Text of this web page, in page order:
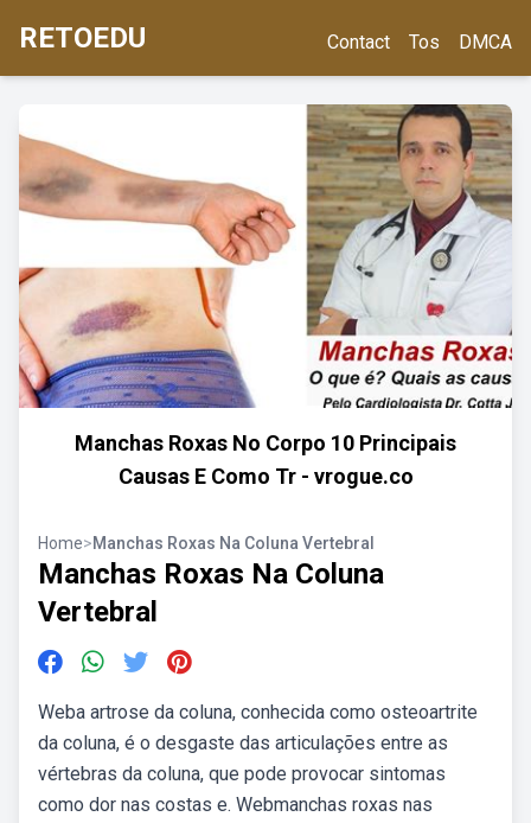
RETOEDU Contact Tos DMCA
Manchas Roxas No Corpo 10 Principais
Causas E Como Tr - vrogue.co
Home>Manchas Roxas Na Coluna Vertebral
Manchas Roxas Na Coluna
Vertebral
Weba artrose da coluna, conhecida como osteoartrite
da coluna, é o desgaste das articulações entre as
vértebras da coluna, que pode provocar sintomas
como dor nas costas e. Webmanchas roxas nas